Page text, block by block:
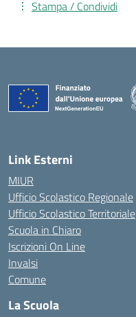
Stampa / Condividi
Link Esterni
MIUR
Ufficio Scolastico Regionale
Ufficio Scolastico Territoriale
Scuola in Chiaro
Iscrizioni On Line
Invalsi
Comune
La Scuola